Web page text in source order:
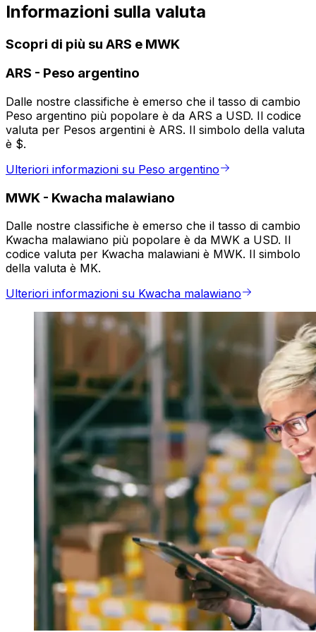
Informazioni sulla valuta
Scopri di più su ARS e MWK
ARS - Peso argentino
Dalle nostre classifiche è emerso che il tasso di cambio
Peso argentino più popolare è da ARS a USD. Il codice
valuta per Pesos argentini è ARS. Il simbolo della valuta
è $.
Ulteriori informazioni su Peso argentino
MWK - Kwacha malawiano
Dalle nostre classifiche è emerso che il tasso di cambio
Kwacha malawiano più popolare è da MWK a USD. Il
codice valuta per Kwacha malawiani è MWK. Il simbolo
della valuta è MK.
Ulteriori informazioni su Kwacha malawiano